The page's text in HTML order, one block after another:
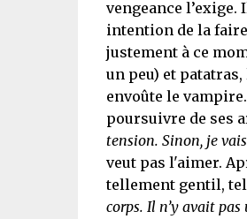
vengeance
intention de la
justement à ce
un peu) et
envoûte le
poursuivre de ses
tension. Sinon, je
veut pas l'aimer.
tellement gentil,
corps. Il n’y avait